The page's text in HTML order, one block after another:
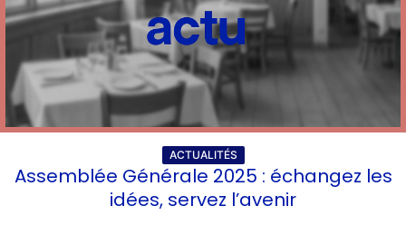
ACTUALITÉS
Assemblée Générale 2025 : échangez les
idées, servez l’avenir